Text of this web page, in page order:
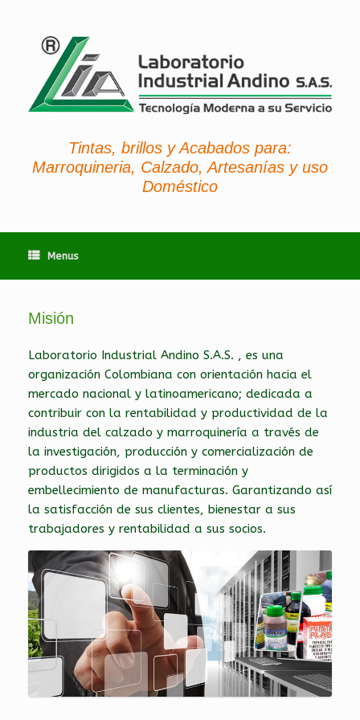
Tintas, brillos y Acabados para:
Marroquineria, Calzado, Artesanías y uso
Doméstico
Menus
Misión
Laboratorio Industrial Andino S.A.S. , es una
organización Colombiana con orientación hacia el
mercado nacional y latinoamericano; dedicada a
contribuir con la rentabilidad y productividad de la
industria del calzado y marroquinería a través de
la investigación, producción y comercialización de
productos dirigidos a la terminación y
embellecimiento de manufacturas. Garantizando así
la satisfacción de sus clientes, bienestar a sus
trabajadores y rentabilidad a sus socios.